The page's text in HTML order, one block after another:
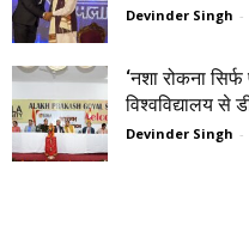
Devinder Singh -
‘नशा रोकना
विश्वविद्यालय से
Devinder Singh -